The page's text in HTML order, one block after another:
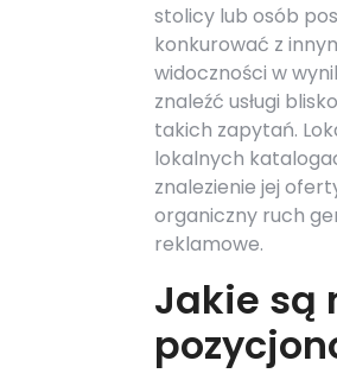
stolicy lub osób
konkurować z
widoczności w
znaleźć usługi
takich zapytań.
lokalnych
znalezienie jej
organiczny ruch
reklamowe.
Jakie są